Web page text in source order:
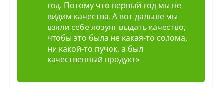
год. Потому что первый год мы не
видим качества. А вот дальше мы
взяли себе лозунг выдать качество,
чтобы это была не какая-то солома,
ни какой-то пучок, а был
качественный продукт»